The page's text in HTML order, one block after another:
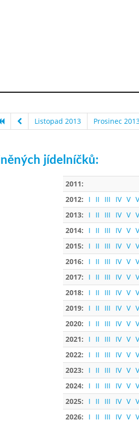
Listopad 2013 Prosinec
jídelníčků:
2011:
2012:
I II III IV V
2013:
I II III IV V
2014:
I II III IV V
2015:
I II III IV V
2016:
I II III IV V
2017:
I II III IV V
2018:
I II III IV V
2019:
I II III IV V
2020:
I II III IV V
2021:
I II III IV V
2022:
I II III IV V
2023:
I II III IV V
2024:
I II III IV V
2025:
I II III IV V
2026:
I II III IV V